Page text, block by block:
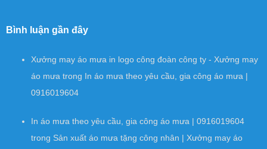
Bình luận gần đây
Xưởng may áo mưa in logo công đoàn công ty - Xưởng may
áo mưa trong In áo mưa theo yêu cầu, gia công áo mưa |
0916019604
In áo mưa theo yêu cầu, gia công áo mưa | 0916019604
trong Sản xuất áo mưa tặng công nhân | Xưởng may áo